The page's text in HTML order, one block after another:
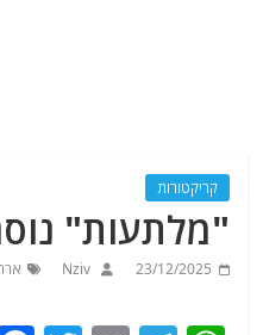
קריקטורות
"מלתעות"
23/12/2025
Nziv